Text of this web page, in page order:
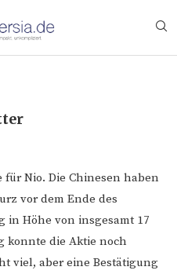
für Nio. Die Chinesen haben
vor dem Ende des
in Höhe von insgesamt 17
konnte die Aktie noch
viel, aber eine Bestätigung